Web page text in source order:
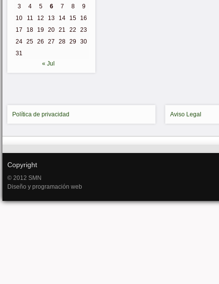
3
4 5 6 7 8
9
10
11 12 13 14 15
16
17
18 19 20 21 22
23
24 25 26 27 28 29 30
31
« Jul
Política de privacidad Aviso Legal
Copyright
© 2012 SMN
Diseño y programación web